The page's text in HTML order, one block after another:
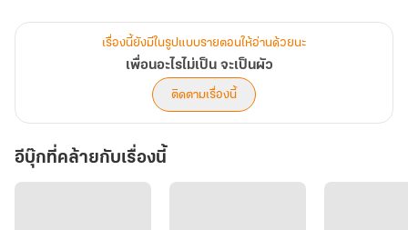
เรื่องนี้ยังมีในรูปแบบรายตอนให้อ่านด้วยนะ
เพื่อนอะไรไม่เป็น จะเป็นผัว
ติดตามเรื่องนี้
อีบุ๊กที่คล้ายกับเรื่องนี้